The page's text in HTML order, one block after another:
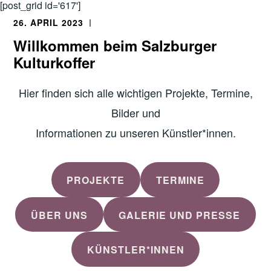
[post_grid id='617']
26. APRIL 2023
Willkommen beim Salzburger
Kulturkoffer
Hier finden sich alle wichtigen Projekte, Termine,
Bilder und
Informationen zu unseren Künstler*innen.
PROJEKTE TERMINE
ÜBER UNS GALERIE UND PRESSE
KÜNSTLER*INNEN